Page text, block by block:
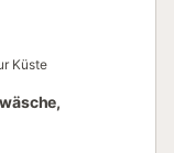
Küste